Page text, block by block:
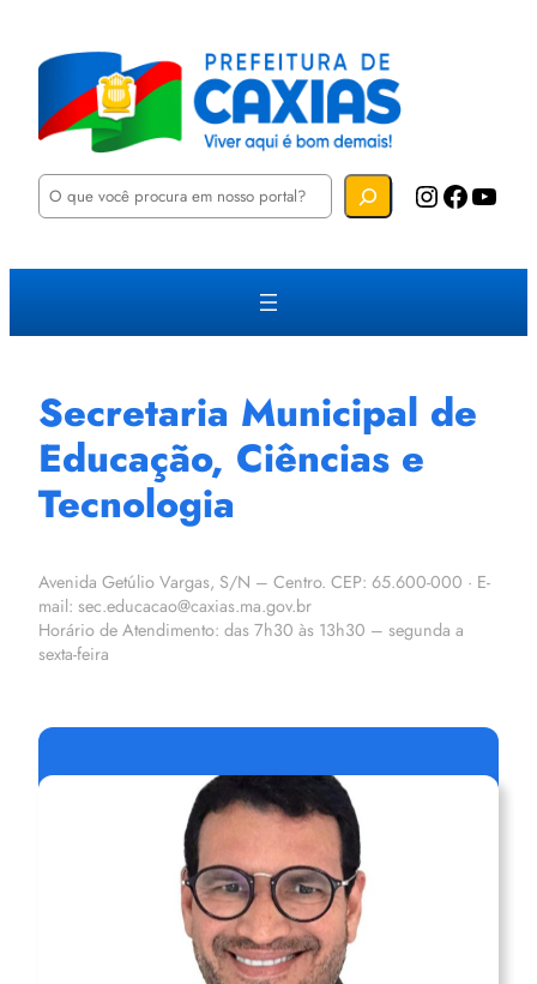
P
u
a
Instagram Facebook YouTube
Secretaria Municipal de
Educação, Ciências e
Tecnologia
Avenida Getúlio Vargas, S/N – Centro. CEP: 65.600-000 · E-
mail: sec.educacao@caxias.ma.gov.br
Horário de Atendimento: das 7h30 às 13h30 – segunda a
sexta-feira